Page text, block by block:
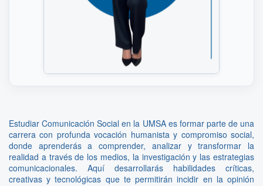
Estudiar Comunicación Social en la UMSA es formar parte de una
carrera con profunda vocación humanista y compromiso social,
donde aprenderás a comprender, analizar y transformar la
realidad a través de los medios, la investigación y las estrategias
comunicacionales. Aquí desarrollarás habilidades críticas,
creativas y tecnológicas que te permitirán incidir en la opinión